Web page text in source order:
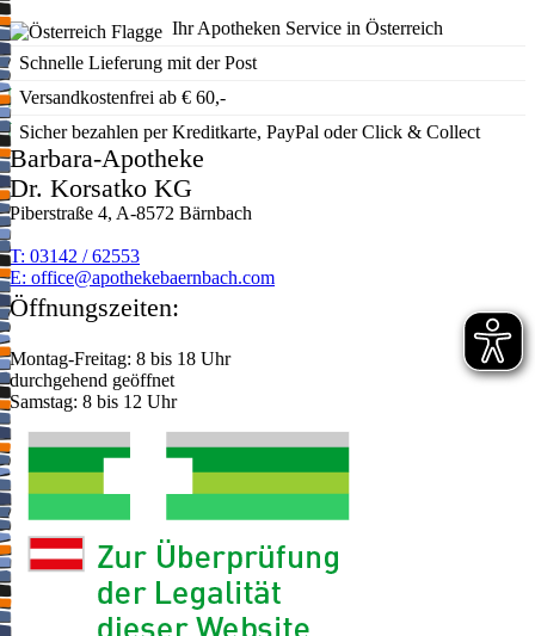
Ihr Apotheken Service in Österreich
Schnelle Lieferung mit der Post
Versandkostenfrei ab € 60,-
Sicher bezahlen per Kreditkarte, PayPal oder Click & Collect
Barbara-Apotheke
Dr. Korsatko KG
Piberstraße 4, A-8572 Bärnbach
T: 03142 / 62553
E: moc.hcabnreabekehtopa@eciffo
Öffnungszeiten:
Montag-Freitag: 8 bis 18 Uhr
durchgehend geöffnet
Samstag: 8 bis 12 Uhr